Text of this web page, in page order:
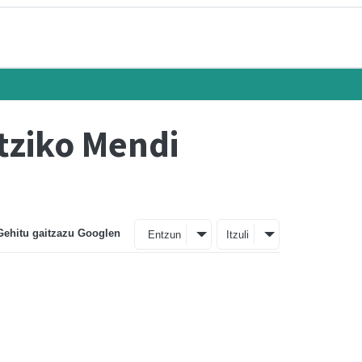
Mendi
gaitzazu Googlen Entzun Itzuli